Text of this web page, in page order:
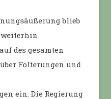
blieb
des gesamten
Folterungen und
ein. Die Regierung